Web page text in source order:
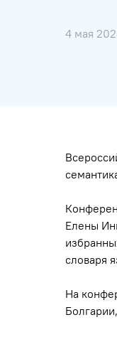
4 мая
Елены
словаря
На